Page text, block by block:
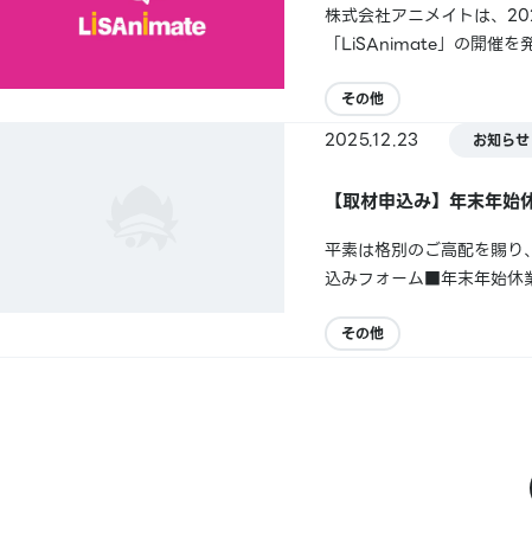
株式会社アニメイトは、
「LiSAnimate」の開催を
インです。2011年のソロデ
その他
2025.12.23 お知らせ
【取材申込み】年末年始
平素は格別のご高配を賜り
込みフォーム■年末年始休
いただきます。※ご連絡に
その他